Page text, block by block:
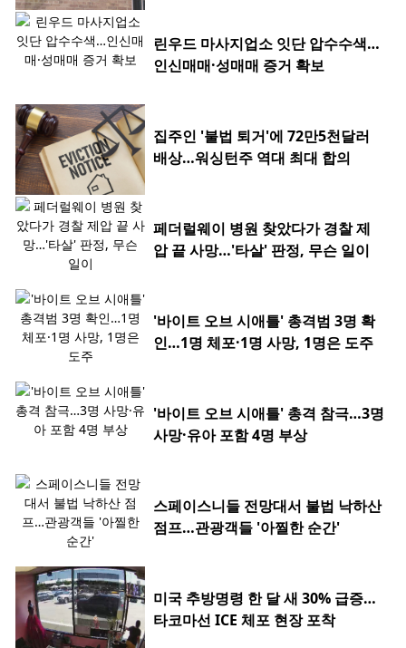
린우드 마사지업소 잇단 압수수색…
인신매매·성매매 증거 확보
집주인 '불법 퇴거'에 72만5천달러
배상…워싱턴주 역대 최대 합의
페더럴웨이 병원 찾았다가 경찰 제
압 끝 사망…'타살' 판정, 무슨 일이
'바이트 오브 시애틀' 총격범 3명 확
인…1명 체포·1명 사망, 1명은 도주
'바이트 오브 시애틀' 총격 참극…3명
사망·유아 포함 4명 부상
스페이스니들 전망대서 불법 낙하산
점프…관광객들 '아찔한 순간'
미국 추방명령 한 달 새 30% 급증…
타코마선 ICE 체포 현장 포착